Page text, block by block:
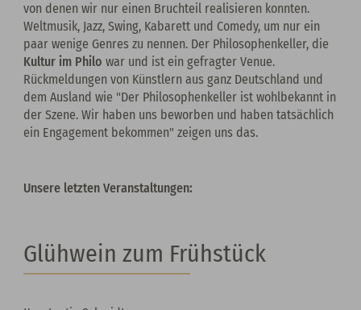
von denen wir nur einen Bruchteil realisieren konnten.
Weltmusik, Jazz, Swing, Kabarett und Comedy, um nur ein
paar wenige Genres zu nennen. Der Philosophenkeller, die
Kultur im Philo war und ist ein gefragter Venue.
Rückmeldungen von Künstlern aus ganz Deutschland und
dem Ausland wie "Der Philosophenkeller ist wohlbekannt in
der Szene. Wir haben uns beworben und haben tatsächlich
ein Engagement bekommen" zeigen uns das.
Unsere letzten Veranstaltungen:
Glühwein zum Frühstück